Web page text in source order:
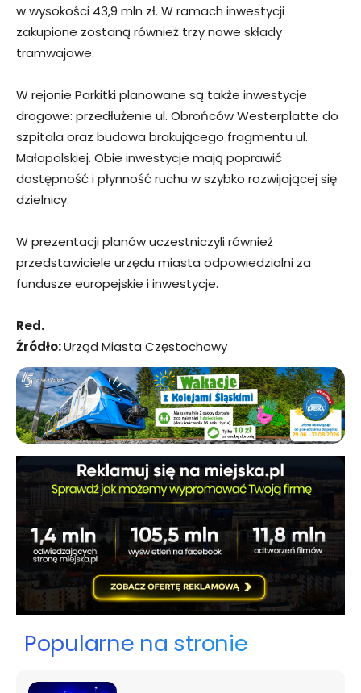
w wysokości 43,9 mln zł. W ramach inwestycji
zakupione zostaną również trzy nowe składy
tramwajowe.
W rejonie Parkitki planowane są także inwestycje
drogowe: przedłużenie ul. Obrońców Westerplatte do
szpitala oraz budowa brakującego fragmentu ul.
Małopolskiej. Obie inwestycje mają poprawić
dostępność i płynność ruchu w szybko rozwijającej się
dzielnicy.
W prezentacji planów uczestniczyli również
przedstawiciele urzędu miasta odpowiedzialni za
fundusze europejskie i inwestycje.
Red.
Źródło:Urząd Miasta Częstochowy
Popularne na stronie